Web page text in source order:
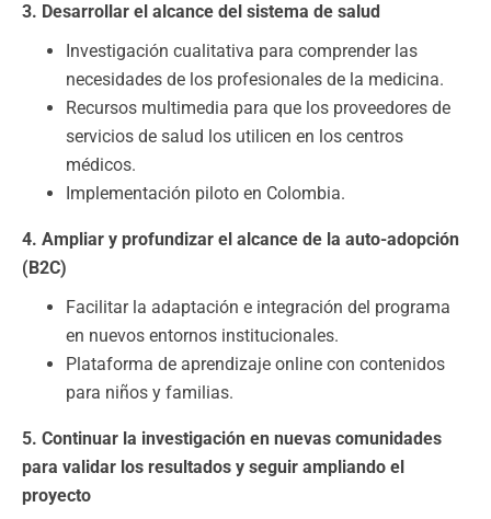
3. Desarrollar el alcance del sistema de salud
Investigación cualitativa para comprender las
necesidades de los profesionales de la medicina.
Recursos multimedia para que los proveedores de
servicios de salud los utilicen en los centros
médicos.
Implementación piloto en Colombia.
4. Ampliar y profundizar el alcance de la auto-adopción
(B2C)
Facilitar la adaptación e integración del programa
en nuevos entornos institucionales.
Plataforma de aprendizaje online con contenidos
para niños y familias.
5. Continuar la investigación en nuevas comunidades
para validar los resultados y seguir ampliando el
proyecto